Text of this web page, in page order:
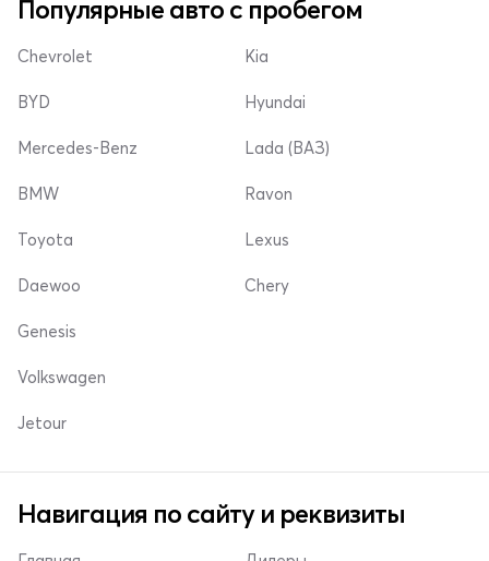
Популярные авто с пробегом
Chevrolet
BYD
Mercedes-Benz
Kia
Hyundai
Lada (ВАЗ)
BMW
Toyota
Daewoo
Ravon
Lexus
Chery
Genesis
Volkswagen
Jetour
Навигация по сайту и реквизиты